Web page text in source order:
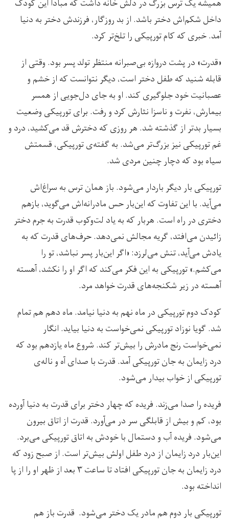
همیشه یک ترس بزرگ در دلش خانه داشت که مبادا این کودک
داخل شکم‌اش دختر باشد. از بد روزگار، فرزندش دختر به دنیا
آمد. خبری که کام تورپیکی را تلخ‌تر کرد.
«قدرت» در پشت دروازه بی‌صبرانه منتظر تولد پسر بود. وقتی از
قابله شنید که طفل دختر است، دیگر نتوانست که از خشم و
عصبانیت خود جلوگیری کند. او به جای دل‌جویی از همسر
بیمارش، نفرت و ناسزا نثارش کرد و رفت. برای تورپیکی وضعیت
بسیار بدتر از گذشته شد. هر روزی که دخترش قد می‌کشید، درد و
غم تورپیکی نیز بزرگ‌تر می‌شد. به گفته‌ی تورپیکی، قسمتش
سیاه بود که دچار چنین مردی شد.
تورپیکی بار دیگر باردار می‌شود. باز همان ترس به سراغ‌اش
می‌آید. با این تفاوت که این‌بار حس مادرانه‌اش می‌گوید، بازهم
دختری در راه است. هربار که به یاد لت‌وکوب قدرت به جرم دختر
زائیدن می‌افتد، گریه مجالش نمی‌دهد. حرف‌های قدرت که به
یادش می‌آید، تنش می‌لرزد: «اگر این‌بار پسر نباشد، تو را
می‌کشم.» تورپیکی به این فکر می‌کند که اگر او را نکشد، آهسته
آهسته در زیر شکنجه‌های قدرت خواهد مرد.
کودک دوم تورپیکی در ماه نهم به دنیا نیامد. ماه دهم هم تمام
شد. گویا نوزاد تورپیکی نمی‌خواست به دنیا بیاید. انگار
نمی‌خواست رنج مادرش را بیش‌تر کند. شروع ماه یازدهم بود که
درد زایمان به جان تورپیکی آمد. قدرت با صدای آه و ناله‌ی
تورپیکی از خواب بیدار می‌شود.
فریده را صدا می‌زند. فریده که چهار دختر برای قدرت به دنیا آورده
بود، کم و بیش از قابلگی سر در می‌آورد. قدرت از اتاق بیرون
می‌شود. فریده آب و دستمال با خودش به اتاق تورپیکی می‌برد.
این‌بار درد زایمان از درد طفل اولش بیش‌تر است. از صبح زود که
درد زایمان به جان تورپیکی افتاد تا ساعت ۳ بعد از ظهر او را از پا
انداخته بود.
تورپیکی بار دوم هم مادر یک دختر می‌شود. قدرت باز هم